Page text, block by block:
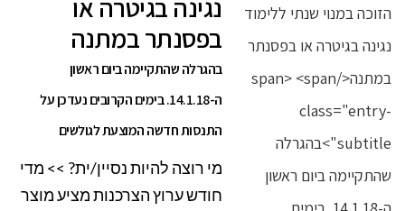
נגינה בגיטרה או
בפסנתר במתנה
בהגרלה שהתקיימה ביום ראשון
ה-14.1.18. בימים הקרובים נעדכן על
התנסות חדשה המוצעת לגולשים
מי רוצה להיות נסיין/ית? >> מדי
חודש ערוץ הצרכנות מציע מוצר